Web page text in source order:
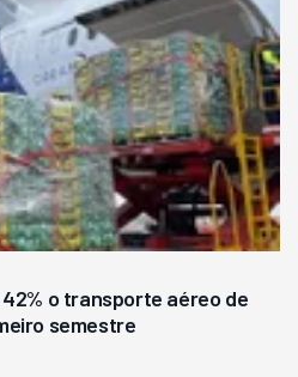
42% o transporte aéreo de
semestre